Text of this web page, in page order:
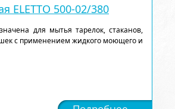
ELETTO 500-02/380
для мытья тарелок, стаканов,
с применением жидкого моющего и